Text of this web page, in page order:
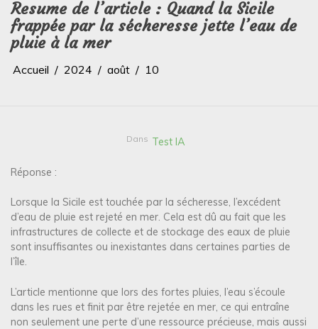
Resume de l’article : Quand la Sicile
frappée par la sécheresse jette l’eau de
pluie à la mer
Accueil 2024 août 10
Dans Test IA
Réponse :
Lorsque la Sicile est touchée par la sécheresse, l’excédent
d’eau de pluie est rejeté en mer. Cela est dû au fait que les
infrastructures de collecte et de stockage des eaux de pluie
sont insuffisantes ou inexistantes dans certaines parties de
l’île.
L’article mentionne que lors des fortes pluies, l’eau s’écoule
dans les rues et finit par être rejetée en mer, ce qui entraîne
non seulement une perte d’une ressource précieuse, mais aussi